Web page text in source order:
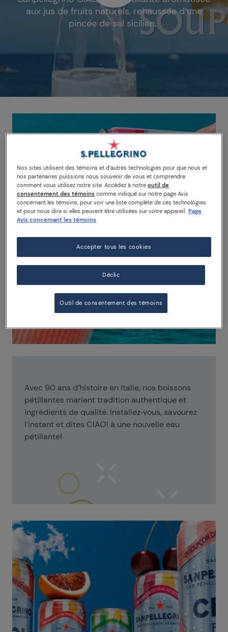
aux jus de fruits naturels, rehaussée d’une
pincée de sel sicilien.
Avec 90 ans d’histoire en Italie, nos boissons
pétillantes marient tradition authentique et
ingrédients de qualité. Installez‑vous, savourez
l’instant et dites CIAO! à une nouvelle eau
pétillante!
Nos sites utilisent des témoins et d’autres technologies pour que nous et
nos partenaires puissions nous souvenir de vous et comprendre
comment vous utilisez notre site. Accédez à notreoutil de
consentement des témoins comme indiqué sur notre page Avis
concernant les témoins, pour voir une liste complète de ces technologies
et pour nous dire si elles peuvent être utilisées sur votre appareil. Page
Avis concernant les témoins
Déclic
Accepter tous les cookies
Outil de consentement des témoins